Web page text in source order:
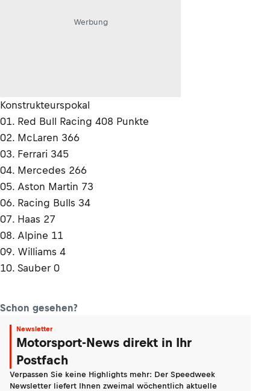
Werbung
Konstrukteurspokal
01. Red Bull Racing 408 Punkte
02. McLaren 366
03. Ferrari 345
04. Mercedes 266
05. Aston Martin 73
06. Racing Bulls 34
07. Haas 27
08. Alpine 11
09. Williams 4
10. Sauber 0
Schon gesehen?
Newsletter
Motorsport-News direkt in Ihr
Postfach
Verpassen Sie keine Highlights mehr: Der Speedweek
Newsletter liefert Ihnen zweimal wöchentlich aktuelle